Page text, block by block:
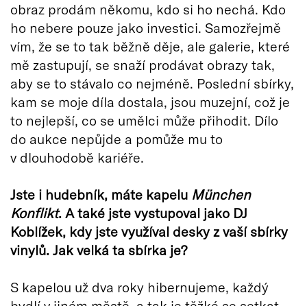
obraz prodám někomu, kdo si ho nechá. Kdo
ho nebere pouze jako investici. Samozřejmě
vím, že se to tak běžně děje, ale galerie, které
mě zastupují, se snaží prodávat obrazy tak,
aby se to stávalo co nejméně. Poslední sbírky,
kam se moje díla dostala, jsou muzejní, což je
to nejlepší, co se umělci může přihodit. Dílo
do aukce nepůjde a pomůže mu to
v dlouhodobě kariéře.
Jste i hudebník, máte kapelu München
Konflikt. A také jste vystupoval jako DJ
Koblížek, kdy jste využíval desky z vaší sbírky
vinylů. Jak velká ta sbírka je?
S kapelou už dva roky hibernujeme, každý